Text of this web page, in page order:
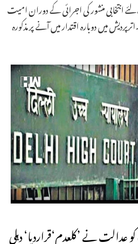
انتخابی منشور کی اجرائی کے دوران امیت
میں دوبارہ اقتدار میں آنے پر مذکورہ
عدالت نے ’کلعدم‘قراردیا‘ دہلی